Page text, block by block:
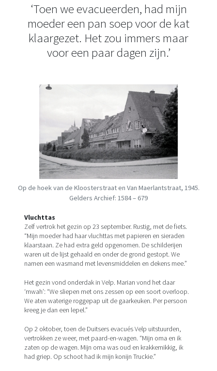
‘Toen we evacueerden, had mijn
moeder een pan soep voor de kat
klaargezet. Het zou immers maar
voor een paar dagen zijn.’
Op de hoek van de Kloosterstraat en Van Maerlantstraat, 1945.
Gelders Archief: 1584 – 679
Vluchttas
Zelf vertrok het gezin op 23 september. Rustig, met de fiets.
“Mijn moeder had haar vluchttas met papieren en sieraden
klaarstaan. Ze had extra geld opgenomen. De schilderijen
waren uit de lijst gehaald en onder de grond gestopt. We
namen een wasmand met levensmiddelen en dekens mee.”
Het gezin vond onderdak in Velp. Marian vond het daar
‘mwah’: “We sliepen met ons zessen op een soort overloop.
We aten waterige roggepap uit de gaarkeuken. Per persoon
kreeg je dan een lepel.”
Op 2 oktober, toen de Duitsers evacués Velp uitstuurden,
vertrokken ze weer, met paard-en-wagen. “Mijn oma en ik
zaten op de wagen. Mijn oma was oud en krakkemikkig, ik
had griep. Op schoot had ik mijn konijn Truckie.”